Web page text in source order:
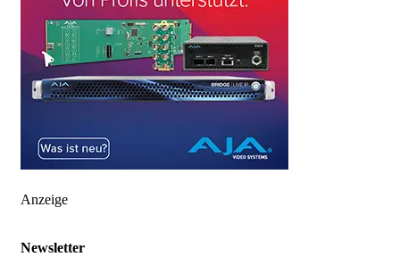
Anzeige
Newsletter